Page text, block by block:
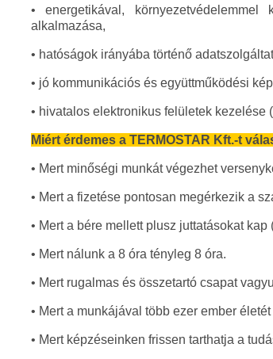
• energetikával, környezetvédelemmel
alkalmazása,
• hatóságok irányába történő
• jó kommunikációs és együttműködési
• hivatalos elektronikus felületek
Miért érdemes a TERMOSTAR Kft.-t
• Mert minőségi munkát végezhet
• Mert a fizetése pontosan megérkezik a
• Mert a bére mellett plusz juttatásokat
• Mert nálunk a 8 óra tényleg 8 óra.
• Mert rugalmas és összetartó csapat
• Mert a munkájával több ezer ember
• Mert képzéseinken frissen tarthatja a